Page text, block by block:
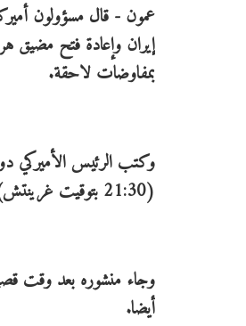
عمون - قال مسؤولون
إيران وإعادة فتح مضيق
بمفاوضات لاحقة.
(21:30 بتوقيت غرينتش) "الاتفاق مع جمهورية إيران الإسلامية اكتمل الآن".
وجاء منشوره بعد وقت
أيضا.